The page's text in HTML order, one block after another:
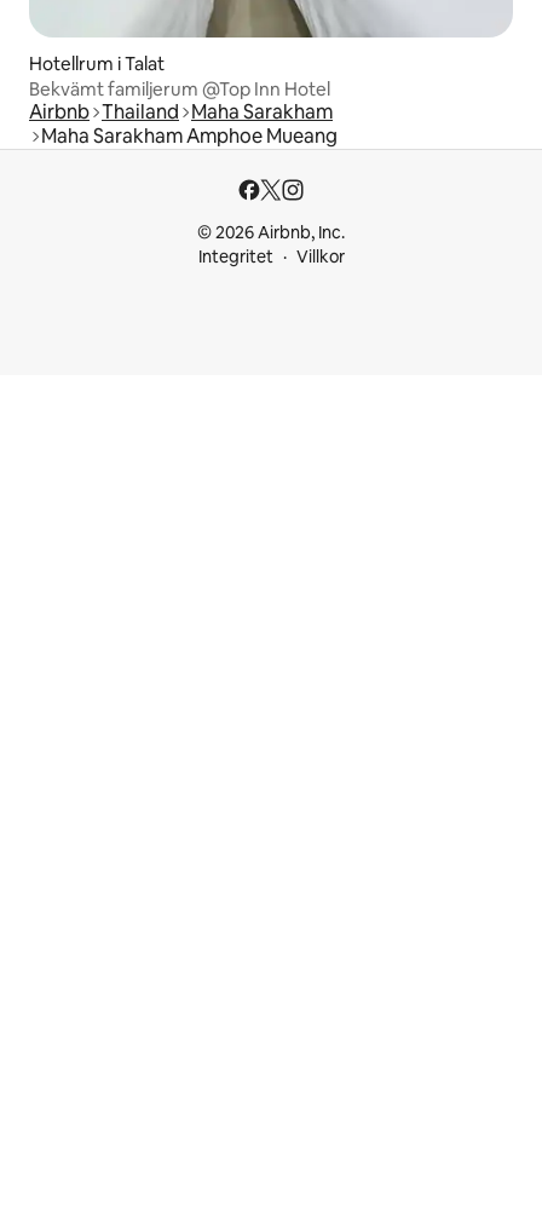
Hotellrum i Talat
Bekvämt familjerum @Top Inn Hotel
Airbnb Thailand Maha Sarakham
Maha Sarakham Amphoe Mueang
© 2026 Airbnb, Inc.
Integritet
Villkor